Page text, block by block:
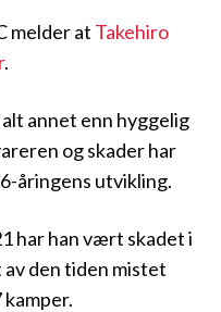
melder at Takehiro
.
annet enn hyggelig
og skader har
åringens utvikling.
har han vært skadet i
den tiden mistet